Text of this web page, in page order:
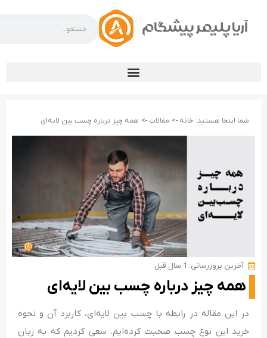
شما اینجا هستید: خانه -> مقالات -> همه ‌چیز درباره چسب بین لایه‌ای
آخرین بروزرسانی: 1 سال قبل
همه ‌چیز درباره چسب بین لایه‌ای
در این مقاله در رابطه با چسب بین‌ لایه‌ای، کاربرد آن و نحوه
خرید این نوع چسب صحبت کرده‌ایم. سعی کردیم که به زبان